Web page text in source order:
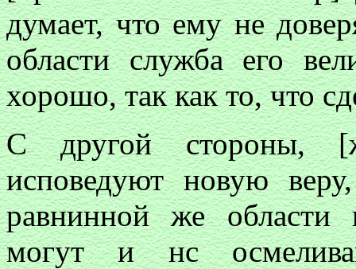
думает, что ему не
области служба его
хорошо, так как то, что
С другой стороны,
исповедуют новую
равнинной же
могут и нс